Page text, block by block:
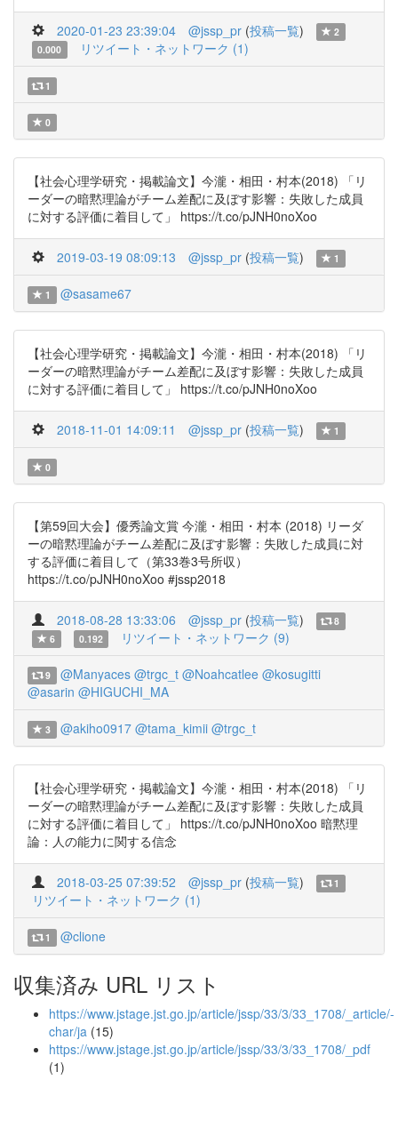
2020-01-23 23:39:04 @jssp_pr (投稿一覧)
2
0.000
リツイート・ネットワーク (1)
1
0
【社会心理学研究・掲載論文】今瀧・相田・村本(2018) 「リ
ーダーの暗黙理論がチーム差配に及ぼす影響：失敗した成員
に対する評価に着目して」 https://t.co/pJNH0noXoo
2019-03-19 08:09:13 @jssp_pr (投稿一覧) 1
1 @sasame67
【社会心理学研究・掲載論文】今瀧・相田・村本(2018) 「リ
ーダーの暗黙理論がチーム差配に及ぼす影響：失敗した成員
に対する評価に着目して」 https://t.co/pJNH0noXoo
2018-11-01 14:09:11 @jssp_pr (投稿一覧) 1
0
【第59回大会】優秀論文賞 今瀧・相田・村本 (2018) リーダ
ーの暗黙理論がチーム差配に及ぼす影響：失敗した成員に対
する評価に着目して（第33巻3号所収）
https://t.co/pJNH0noXoo #jssp2018
2018-08-28 13:33:06 @jssp_pr (投稿一覧)
8
6
0.192 リツイート・ネットワーク (9)
9 @Manyaces @trgc_t @Noahcatlee @kosugitti
@asarin @HIGUCHI_MA
3 @akiho0917 @tama_kimii @trgc_t
【社会心理学研究・掲載論文】今瀧・相田・村本(2018) 「リ
ーダーの暗黙理論がチーム差配に及ぼす影響：失敗した成員
に対する評価に着目して」 https://t.co/pJNH0noXoo 暗黙理
論：人の能力に関する信念
2018-03-25 07:39:52 @jssp_pr (投稿一覧) 1
リツイート・ネットワーク (1)
1 @clione
収集済み URL リスト
https://www.jstage.jst.go.jp/article/jssp/33/3/33_1708/_article/-
char/ja (15)
https://www.jstage.jst.go.jp/article/jssp/33/3/33_1708/_pdf
(1)